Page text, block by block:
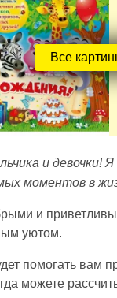
Все
и
моментов в
и
уютом.
помогать вам
можете